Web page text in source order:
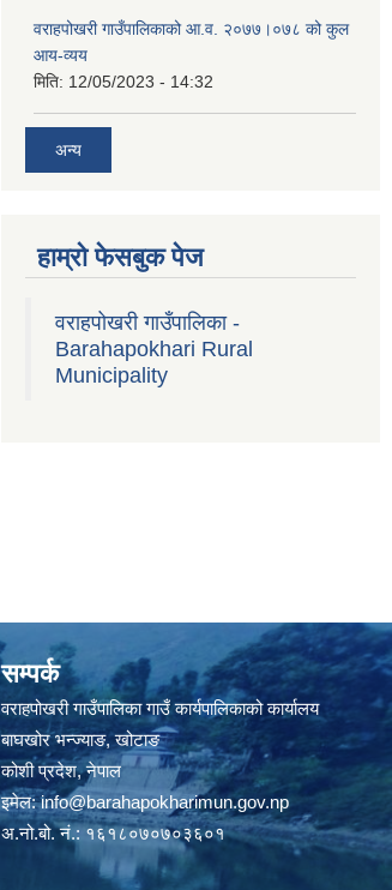
वराहपोखरी गाउँपालिकाको आ.व. २०७७।०७८ को कुल
आय-व्यय
मिति: 12/05/2023 - 14:32
अन्य
हाम्रो फेसबुक पेज
वराहपोखरी गाउँपालिका -
Barahapokhari Rural
Municipality
सम्पर्क
वराहपोखरी गाउँपालिका गाउँ कार्यपालिकाको कार्यालय
बाघखोर भन्ज्याङ, खोटाङ
कोशी प्रदेश, नेपाल
इमेल:info@barahapokharimun.gov.np
अ.नो.बो. नं.: १६१८०७०७०३६०१